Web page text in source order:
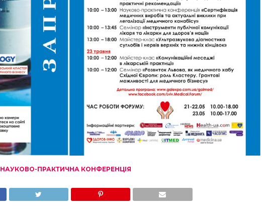
НАУКОВО-ПРАКТИЧНА КОНФЕРЕНЦІЯ